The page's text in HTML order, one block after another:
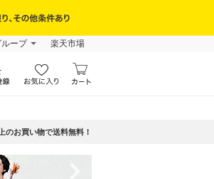
ープ 楽天市場
お買い物で送料無料！